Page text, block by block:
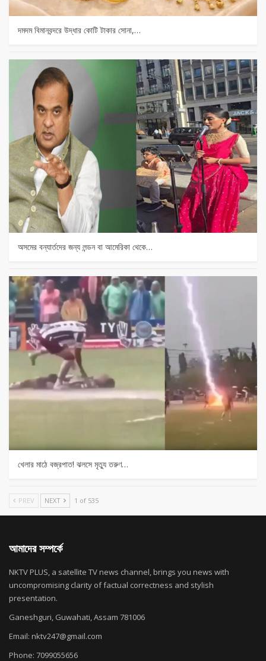
দমদম বিমানবন্দরে উদ্ধার কোটি টাকার সোনা,…
অসমের বন্যার্তদের জন্য লন্ডন বা আমেরিকা থেকে…
খেলার মাঠে বজ্রপাত! ঝলসে মৃত্যু তরুণ…
PREV NEXT 1 of 535
আমাদের সম্পর্কে
NKTV PLUS, a satellite TV news channel, brings you news with
uncompromising clarity of factual correctness and stylish
presentation.
Ganeshguri, Guwahati, Assam 781006
Email: nktv247@gmail.com
Phone: 7099055656